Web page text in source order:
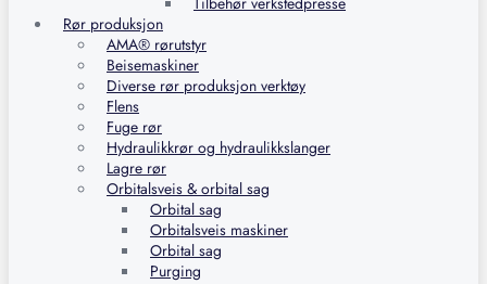
Rør produksjon
AMA® rørutstyr
Beisemaskiner
Diverse rør produksjon verktøy
Flens
Fuge rør
Hydraulikkrør og hydraulikkslanger
Lagre rør
Orbitalsveis & orbital sag
Orbital sag
Orbitalsveis maskiner
Orbital sag
Purging